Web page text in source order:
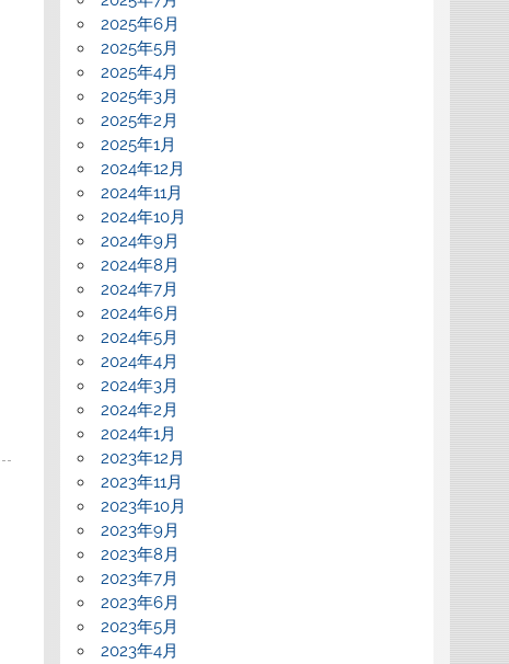
2025年6月
2025年5月
2025年4月
2025年3月
2025年2月
2025年1月
2024年12月
2024年11月
2024年10月
2024年9月
2024年8月
2024年7月
2024年6月
2024年5月
2024年4月
2024年3月
2024年2月
2024年1月
2023年12月
2023年11月
2023年10月
2023年9月
2023年8月
2023年7月
2023年6月
2023年5月
2023年4月